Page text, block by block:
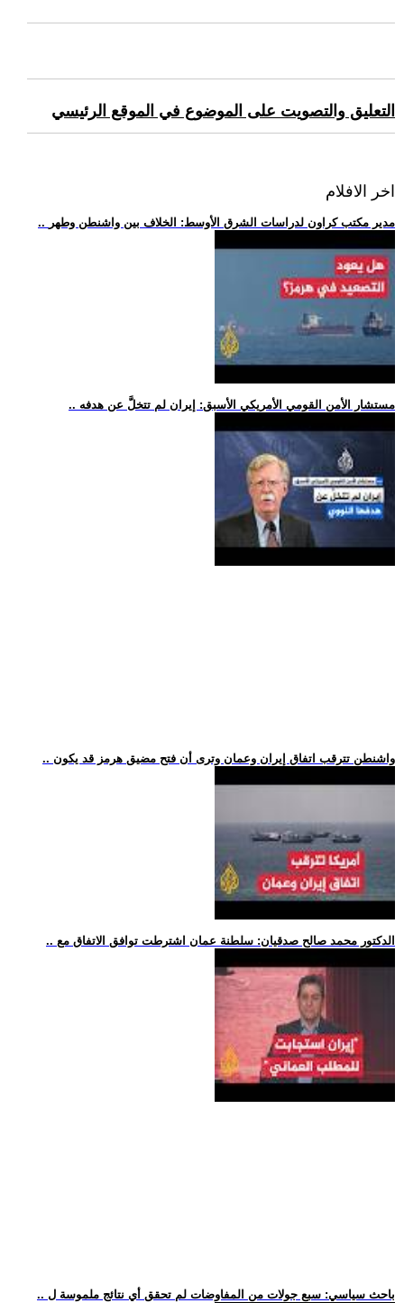
التعليق والتصويت على الموضوع في الموقع الرئيسي
اخر الافلام
.. مدير مكتب كراون لدراسات الشرق الأوسط: الخلاف بين واشنطن وطهر
.. مستشار الأمن القومي الأمريكي الأسبق: إيران لم تتخلَّ عن هدفه
.. واشنطن تترقب اتفاق إيران وعمان وترى أن فتح مضيق هرمز قد يكون
.. الدكتور محمد صالح صدقيان: سلطنة عمان اشترطت توافق الاتفاق مع
.. باحث سياسي: سبع جولات من المفاوضات لم تحقق أي نتائج ملموسة ل